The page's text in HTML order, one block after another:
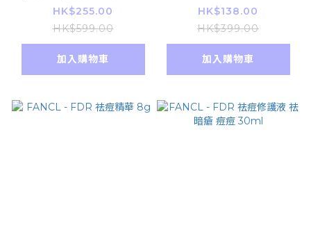
促進益菌生長 成份天
然無添加，無西藥成
份，絶無副作用【香港
行貨】
HK$255.00
HK$599.00
加入購物車
原蛋白丸 三勝肽 神經
酰胺 逆齡抗糖嫩膚
180粒
HK$138.00
HK$399.00
加入購物車